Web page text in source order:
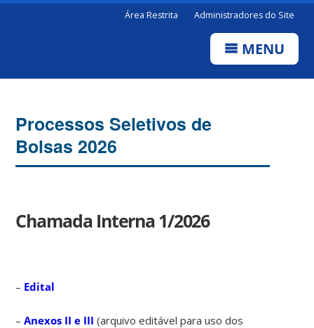
Área Restrita Administradores do Site
MENU
Processos Seletivos de
Bolsas 2026
Chamada Interna 1/2026
– Edital
–Anexos II e III(arquivo editável para uso dos